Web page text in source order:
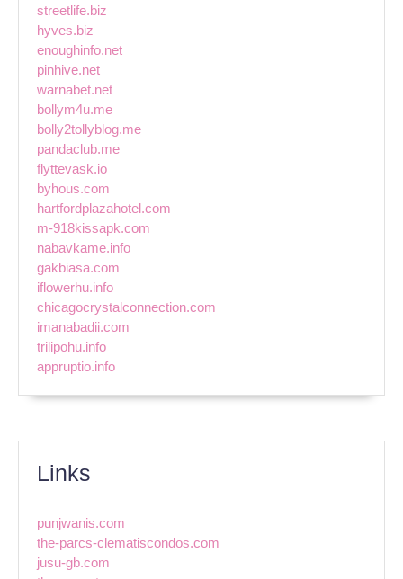
streetlife.biz
hyves.biz
enoughinfo.net
pinhive.net
warnabet.net
bollym4u.me
bolly2tollyblog.me
pandaclub.me
flyttevask.io
byhous.com
hartfordplazahotel.com
m-918kissapk.com
nabavkame.info
gakbiasa.com
iflowerhu.info
chicagocrystalconnection.com
imanabadii.com
trilipohu.info
appruptio.info
Links
punjwanis.com
the-parcs-clematiscondos.com
jusu-gb.com